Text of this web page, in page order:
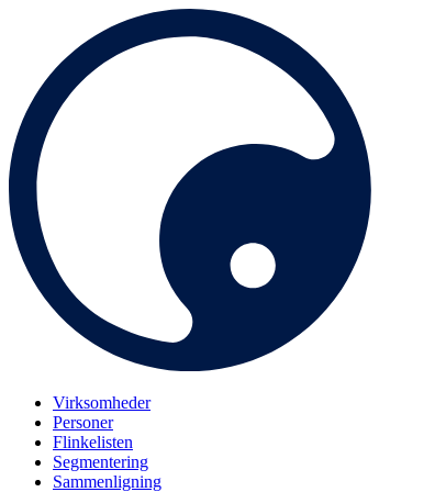
Virksomheder
Personer
Flinkelisten
Segmentering
Sammenligning